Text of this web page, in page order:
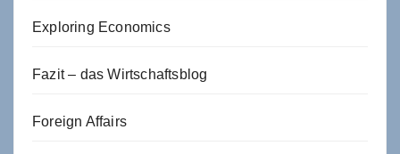
Exploring Economics
Fazit – das Wirtschaftsblog
Foreign Affairs